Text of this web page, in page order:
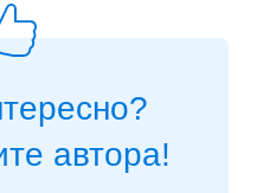
автора!